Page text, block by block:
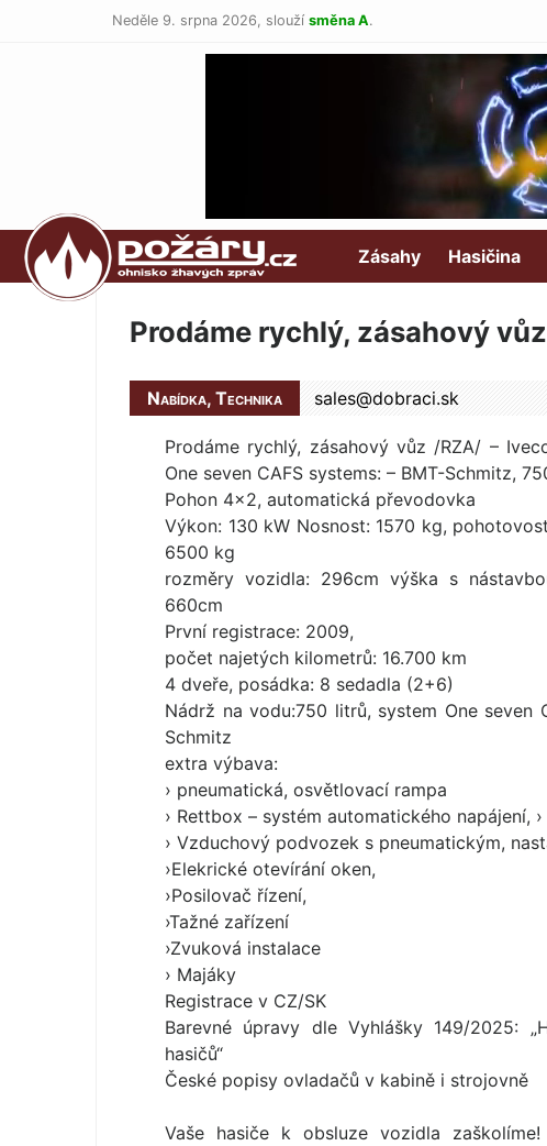
Neděle 9. srpna 2026, slouží směna A.
POŽÁRY.cz Zásahy Hasičina
Prodáme rychlý, zásahový
Nabídka, Technika sales@dobraci.sk
Prodáme rychlý, zásahový vůz /RZA/ –
One seven CAFS systems: – BMT-Schmitz,
Pohon 4×2, automatická převodovka
Výkon: 130 kW Nosnost: 1570 kg,
6500 kg
rozměry vozidla: 296cm výška s
660cm
První registrace: 2009,
počet najetých kilometrů: 16.700 km
4 dveře, posádka: 8 sedadla (2+6)
Nádrž na vodu:750 litrů, system One seven
Schmitz
extra výbava:
› pneumatická, osvětlovací rampa
› Rettbox – systém automatického napájení,
› Vzduchový podvozek s pneumatickým,
›Elekrické otevírání oken,
›Posilovač řízení,
›Tažné zařízení
›Zvuková instalace
› Majáky
Registrace v CZ/SK
Barevné úpravy dle Vyhlášky 149/2025:
hasičů“
České popisy ovladačů v kabině i strojovně
Vaše hasiče k obsluze vozidla